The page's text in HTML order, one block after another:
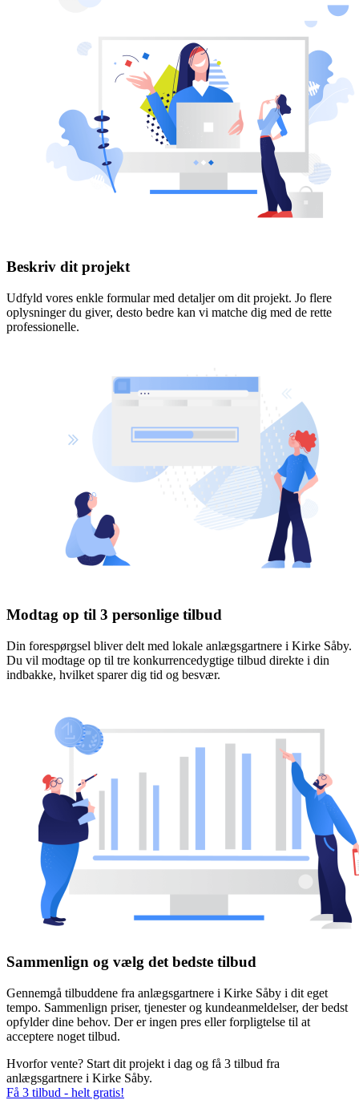
Beskriv dit projekt
Udfyld vores enkle formular med detaljer om dit projekt. Jo flere
oplysninger du giver, desto bedre kan vi matche dig med de rette
professionelle.
Modtag op til 3 personlige tilbud
Din forespørgsel bliver delt med lokale anlægsgartnere i Kirke Såby.
Du vil modtage op til tre konkurrencedygtige tilbud direkte i din
indbakke, hvilket sparer dig tid og besvær.
Sammenlign og vælg det bedste tilbud
Gennemgå tilbuddene fra anlægsgartnere i Kirke Såby i dit eget
tempo. Sammenlign priser, tjenester og kundeanmeldelser, der bedst
opfylder dine behov. Der er ingen pres eller forpligtelse til at
acceptere noget tilbud.
Hvorfor vente? Start dit projekt i dag og få 3 tilbud fra
anlægsgartnere i Kirke Såby.
Få 3 tilbud - helt gratis!